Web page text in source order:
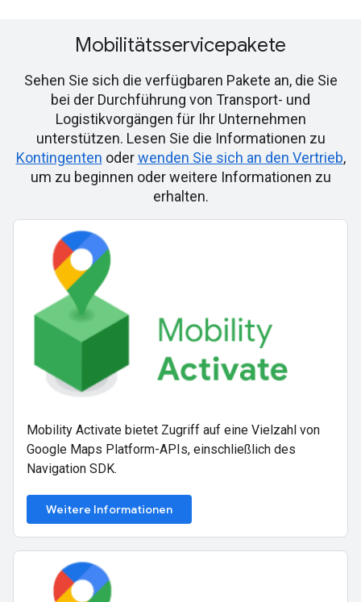
Mobilitätsservicepakete
Sehen Sie sich die verfügbaren Pakete an, die Sie
bei der Durchführung von Transport- und
Logistikvorgängen für Ihr Unternehmen
unterstützen. Lesen Sie die Informationen zu
Kontingenten oderwenden Sie sich an den Vertrieb,
um zu beginnen oder weitere Informationen zu
erhalten.
Mobility Activate bietet Zugriff auf eine Vielzahl von
Google Maps Platform-APIs, einschließlich des
Navigation SDK.
Weitere Informationen